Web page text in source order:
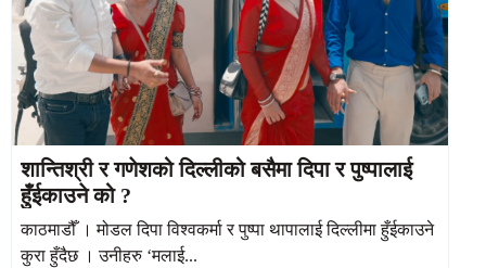
शान्तिश्री र गणेशको दिल्लीको बसैमा दिपा र पुष्पालाई
हुँईकाउने को ?
काठमाडौँ । मोडल दिपा विश्वकर्मा र पुष्पा थापालाई दिल्लीमा हुँईकाउने
कुरा हुँदैछ । उनीहरु ‘मलाई...